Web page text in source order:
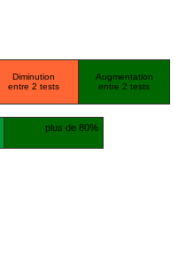
Diminution
entre 2 tests
Augmentation
entre 2 tests
plus de 80%